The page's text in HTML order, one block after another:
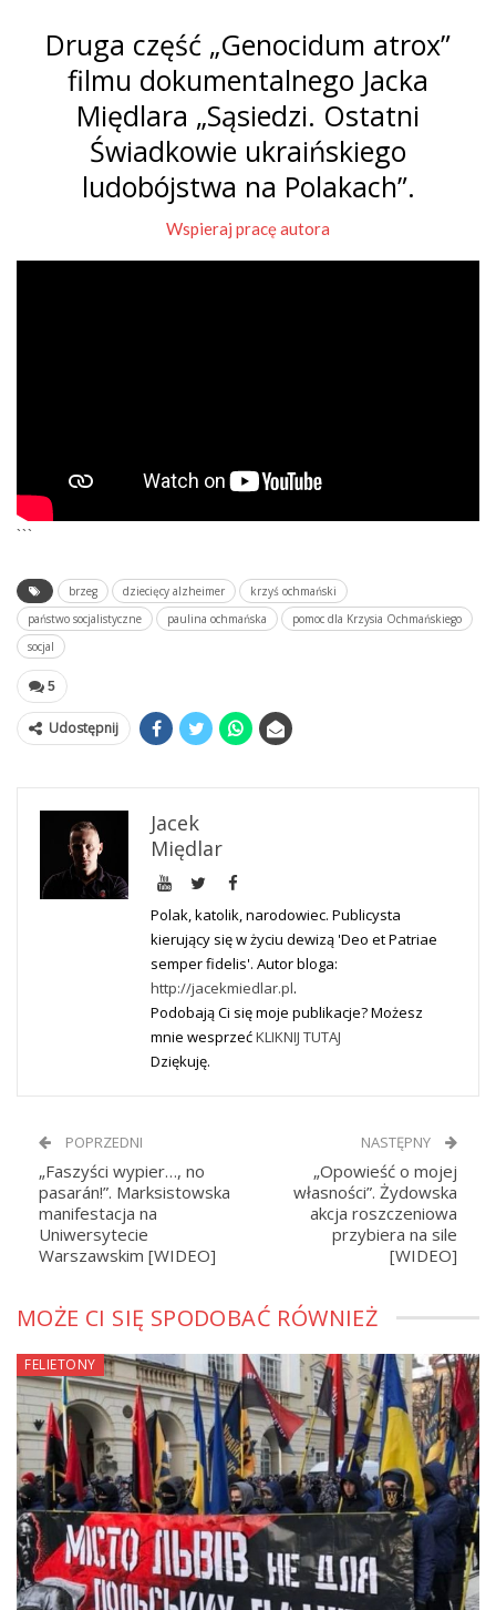
Druga część „Genocidum atrox”
filmu dokumentalnego Jacka
Międlara „Sąsiedzi. Ostatni
Świadkowie ukraińskiego
ludobójstwa na Polakach”.
Wspieraj pracę autora
```
brzeg dziecięcy alzheimer
krzyś ochmański
państwo socjalistyczne
paulina ochmańska
pomoc dla Krzysia Ochmańskiego
socjal
5
Udostępnij
Jacek
Międlar
Polak, katolik, narodowiec. Publicysta
kierujący się w życiu dewizą 'Deo et Patriae
semper fidelis'. Autor bloga:
http://jacekmiedlar.pl.
Podobają Ci się moje publikacje? Możesz
mnie wesprzećKLIKNIJ TUTAJ
Dziękuję.
POPRZEDNI
„Faszyści wypier…, no
pasarán!”. Marksistowska
manifestacja na
Uniwersytecie
Warszawskim [WIDEO]
NASTĘPNY
„Opowieść o mojej
własności”. Żydowska
akcja roszczeniowa
przybiera na sile
[WIDEO]
MOŻE CI SIĘ SPODOBAĆ RÓWNIEŻ
FELIETONY